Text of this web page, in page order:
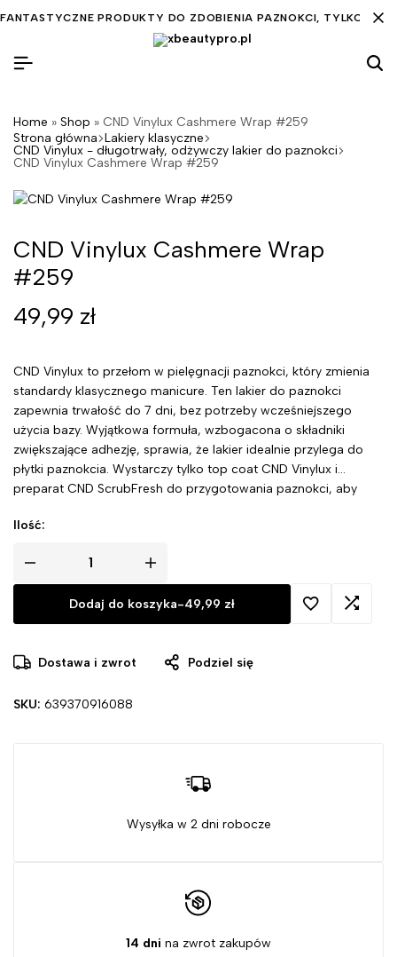
FANTASTYCZNE PRODUKTY DO ZDOBIENIA PAZNOKCI, TYLKO DLA
Home » Shop » CND Vinylux Cashmere Wrap #259
Strona główna Lakiery klasyczne
CND Vinylux - długotrwały, odżywczy lakier do paznokci
CND Vinylux Cashmere Wrap #259
CND Vinylux Cashmere Wrap
#259
49,99 zł
CND Vinylux to przełom w pielęgnacji paznokci, który zmienia
standardy klasycznego manicure. Ten lakier do paznokci
zapewnia trwałość do 7 dni, bez potrzeby wcześniejszego
użycia bazy. Wyjątkowa formuła, wzbogacona o składniki
zwiększające adhezję, sprawia, że lakier idealnie przylega do
płytki paznokcia. Wystarczy tylko top coat CND Vinylux i
preparat CND ScrubFresh do przygotowania paznokci, aby
Ilość:
Dodaj do koszyka-49,99 zł
Dostawa i zwrot Podziel się
SKU: 639370916088
Wysyłka w 2 dni robocze
14 dni na zwrot zakupów